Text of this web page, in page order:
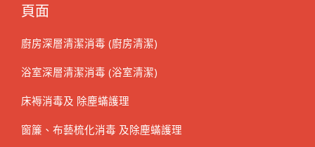
頁面
廚房深層清潔消毒 (廚房清潔)
浴室深層清潔消毒 (浴室清潔)
床褥消毒及 除塵蟎護理
窗簾、布藝梳化消毒 及除塵蟎護理